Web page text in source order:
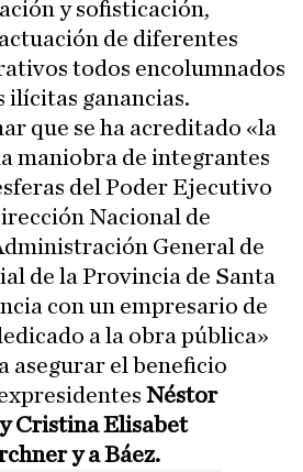
y sofisticación,
de diferentes
todos encolumnados
ilícitas ganancias.
que se ha acreditado «la
maniobra de integrantes
del Poder Ejecutivo
Nacional de
General de
de la Provincia de Santa
con un empresario de
a la obra pública»
asegurar el beneficio
Néstor
Cristina Elisabet
y a Báez.